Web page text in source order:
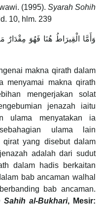
(1995). Syarah Sohih
10, hlm. 239
makna qirath dalam
menyamai makna qirath
mengerjakan solat
jenazah iaitu
ulama menyatakan ia
ulama lain
qirat yang disebut dalam
adalah dari sudut
dalam hadis berkaitan
bab ancaman walhal
bab ancaman.
Sahih al-Bukhari, Mesir: